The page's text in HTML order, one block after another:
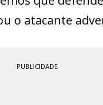
o atacante
PUBLICIDADE